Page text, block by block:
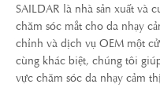
SAILDAR là nhà sản xuất và
chăm sóc mắt cho da nhạy
chỉnh và dịch vụ OEM một
cùng khác biệt, chúng tôi
vực chăm sóc da nhạy cảm